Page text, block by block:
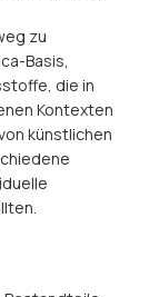
zu
Basis,
die in
Kontexten
künstlichen